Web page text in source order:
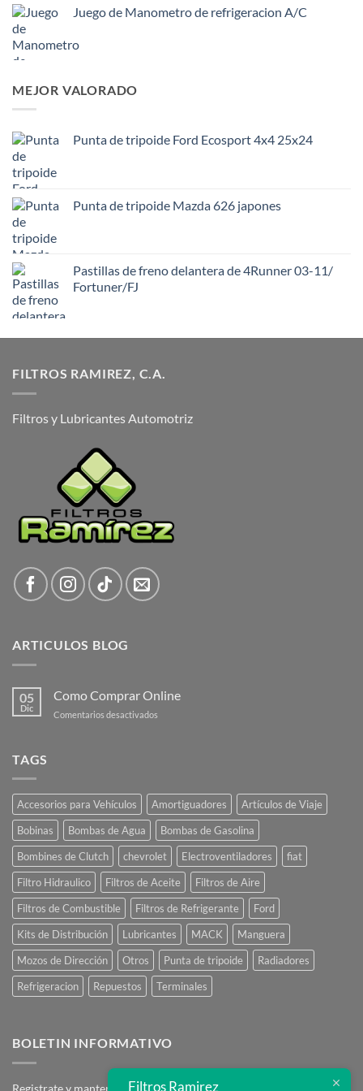
Juego de Manometro de refrigeracion A/C
MEJOR VALORADO
Punta de tripoide Ford Ecosport 4x4 25x24
Punta de tripoide Mazda 626 japones
Pastillas de freno delantera de 4Runner 03-11/
Fortuner/FJ
FILTROS RAMIREZ, C.A.
Filtros y Lubricantes Automotriz
ARTICULOS BLOG
05
Dic
Como Comprar Online
Comentarios desactivados
TAGS
Accesorios para Vehículos Amortiguadores
Artículos de Viaje
Bobinas
Bombas de Agua
Bombas de Gasolina
Bombines de Clutch
chevrolet Electroventiladores
fiat
Filtro Hidraulico
Filtros de Aceite
Filtros de Aire
Filtros de Combustible
Filtros de Refrigerante
Ford
Kits de Distribución
Lubricantes MACK
Manguera
Mozos de Dirección
Otros Punta de tripoide
Radiadores
Refrigeracion
Repuestos Terminales
BOLETIN INFORMATIVO
Registrate y mantente en contacto
Filtros Ramirez